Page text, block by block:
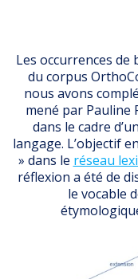
Les occurrences
du corpus
nous avons
mené par Pauline
dans le cadre
langage. L’objectif
» dans le réseau
réflexion a été de
le vocable